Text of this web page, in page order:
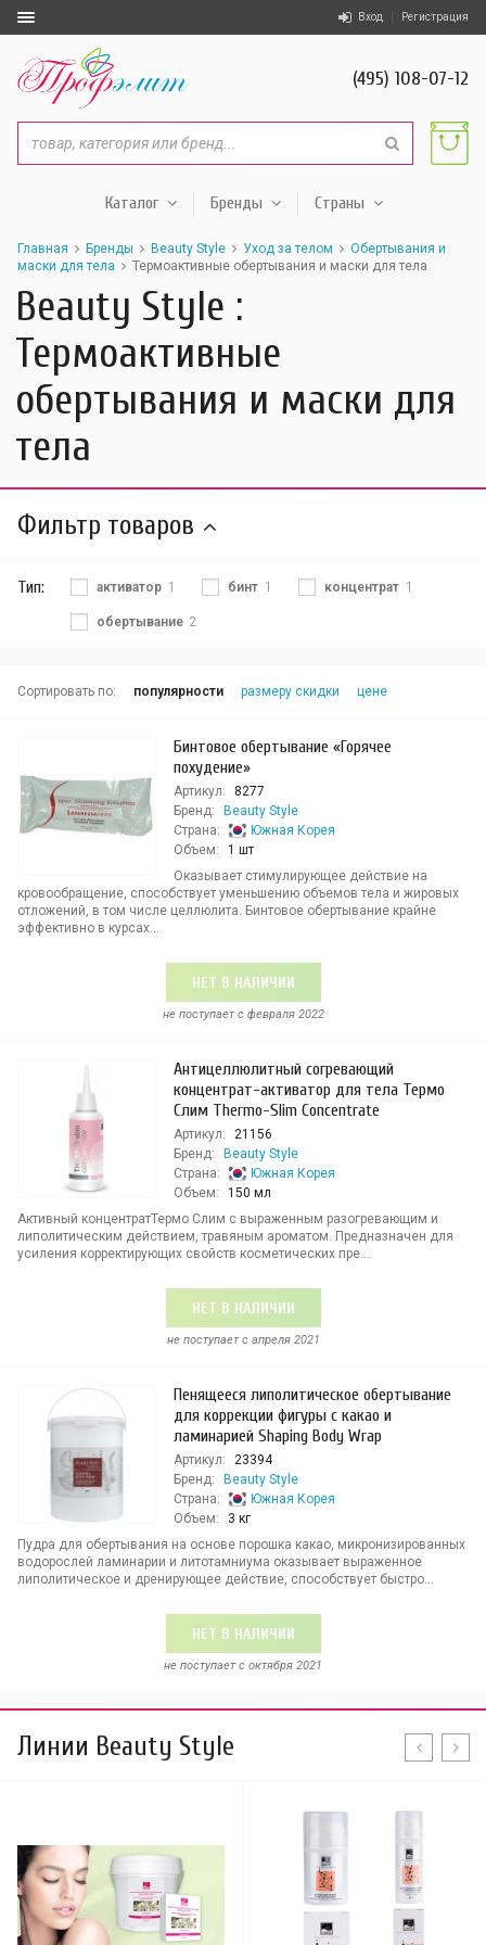
Вход Регистрация
(495) 108-07-12
Каталог Бренды Страны
Главная Бренды Beauty Style Уход за телом
Обертывания и
маски для тела
Термоактивные обертывания и маски для тела
Beauty Style :
Термоактивные
обертывания и маски для
тела
Фильтр товаров
Тип: активатор 1 бинт 1 концентрат 1
обертывание 2
Сортировать по: популярности размеру скидки цене
Бинтовое обертывание «Горячее
похудение»
Артикул:
8277
Бренд:
Beauty Style
Страна:
Южная Корея
Объем:
1 шт
Оказывает стимулирующее действие на
кровообращение, способствует уменьшению объемов тела и жировых
отложений, в том числе целлюлита. Бинтовое обертывание крайне
эффективно в курсах...
НЕТ В НАЛИЧИИ
не поступает c февраля 2022
Антицеллюлитный согревающий
концентрат-активатор для тела Термо
Слим Thermo-Slim Concentrate
Артикул:
21156
Бренд:
Beauty Style
Страна:
Южная Корея
Объем:
150 мл
Активный концентратТермо Слим с выраженным разогревающим и
липолитическим действием, травяным ароматом. Предназначен для
усиления корректирующих свойств косметических пре...
НЕТ В НАЛИЧИИ
не поступает c апреля 2021
Пенящееся липолитическое обертывание
для коррекции фигуры с какао и
ламинарией Shaping Body Wrap
Артикул:
23394
Бренд:
Beauty Style
Страна:
Южная Корея
Объем:
3 кг
Пудра для обертывания на основе порошка какао, микронизированных
водорослей ламинарии и литотамниума оказывает выраженное
липолитическое и дренирующее действие, способствует быстро...
НЕТ В НАЛИЧИИ
не поступает c октября 2021
Линии Beauty Style